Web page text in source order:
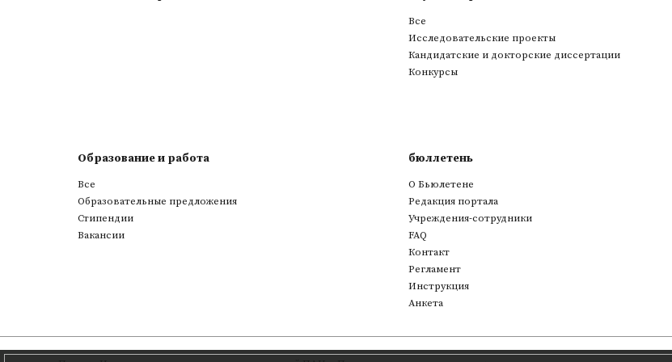
Все
Исследовательские проекты
Кандидатские и докторские диссертации
Конкурсы
Образование и работа
Все
Образовательные предложения
Стипендии
Вакансии
бюллетень
О Бьюлетене
Редакция портала
Учреждения-сотрудники
FAQ
Контакт
Регламент
Инструкция
Анкета